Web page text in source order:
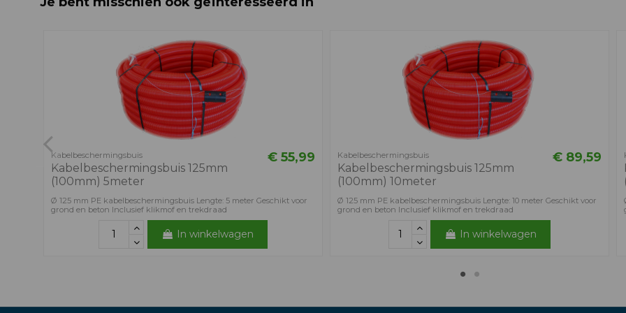
Kabelbeschermingsbuis
Kabelbeschermingsbuis 125mm
(100mm) 5meter
€ 55,99
Ø 125 mm PE kabelbeschermingsbuis Lengte: 5 meter Geschikt voor
grond en beton Inclusief klikmof en trekdraad
In winkelwagen
Kabelbeschermingsbuis
Kabelbeschermingsbuis 125mm
(100mm) 10meter
€ 89,59
Ø 125 mm PE kabelbeschermingsbuis Lengte: 10 meter Geschikt voor
grond en beton Inclusief klikmof en trekdraad
In winkelwagen